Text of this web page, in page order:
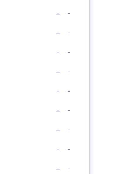
-
-
-
-
-
-
-
-
-
-
-
-
-
-
-
-
- -